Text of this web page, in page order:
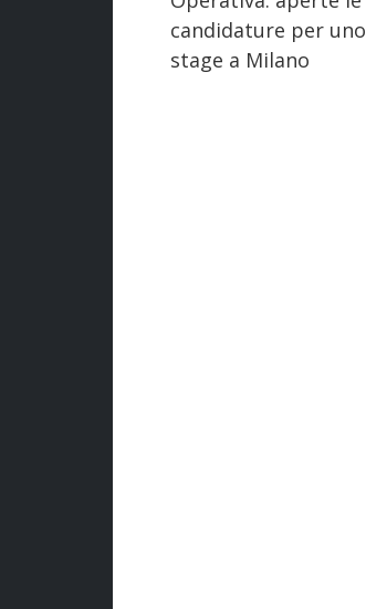
candidature per uno
stage a Milano